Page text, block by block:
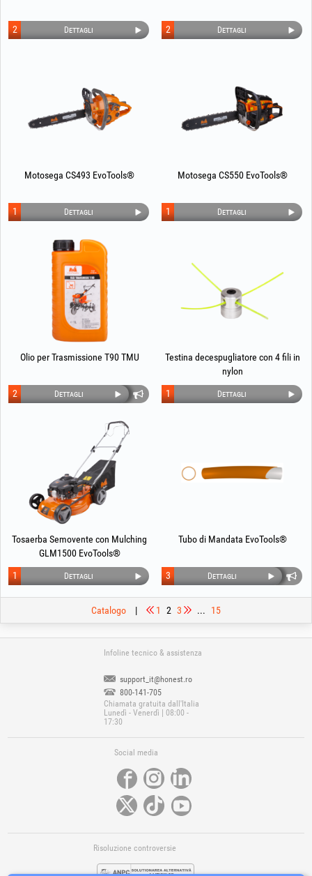
Dettagli
2 Dettagli
2
Motosega CS493 EvoTools®
Dettagli
1
Motosega CS550 EvoTools®
Dettagli
1
Olio per Trasmissione T90 TMU
Dettagli
2
Testina decespugliatore con 4 fili in
nylon
Dettagli
1
Tosaerba Semovente con Mulching
GLM1500 EvoTools®
Dettagli
1
Tubo di Mandata EvoTools®
Dettagli
3
Catalogo | 1 2 3 ... 15
Infoline tecnico & assistenza
support_it@honest.ro
800-141-705
Chiamata gratuita dall'Italia
Lunedì - Venerdì | 08:00 -
17:30
Social media
Risoluzione controversie